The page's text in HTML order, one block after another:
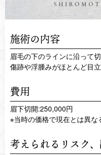
施術の内容
眉毛の下のラインに沿って
傷跡や浮腫みがほとんど目立
費用
眉下切開:250,000円
※当時の価格で現在とは異な
考えられるリスク、